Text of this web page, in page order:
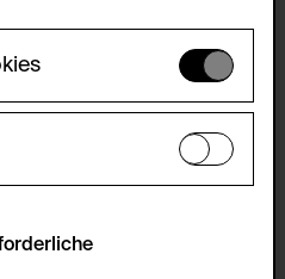
Website zu ermöglichen.
nicht deaktiviert
werden kann. Die Daten